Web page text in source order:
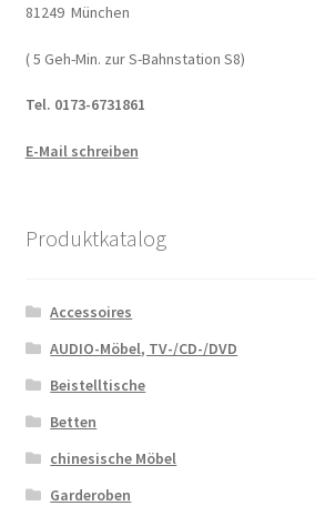
81249 München
( 5 Geh-Min. zur S-Bahnstation S8)
Tel. 0173-6731861
E-Mail schreiben
Produktkatalog
Accessoires
AUDIO-Möbel, TV-/CD-/DVD
Beistelltische
Betten
chinesische Möbel
Garderoben